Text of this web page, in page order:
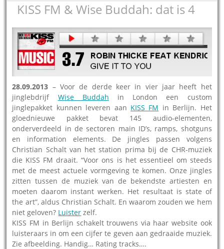
KISS FM & Wise Buddah: dat is 4
28.09.2013 – Voor de derde keer in vier jaar heeft het
jinglebdrijf Wise Buddah in London een custom
jinglepakket kunnen leveren aan KISS FM in Berlijn. Het
gloednieuwe pakket bevat 145 audio-elementen,
onderverdeeld in de sectoren main ID’s, ramps, shotguns
en information elements. De jingles passen volgens
Christian Schalt van het station prima bij de CHR-muziek
die KISS FM draait. “Voor ons is het essentieel om steeds
met de meest actuele vormgeving te komen. Onze jingles
zitten tussen de muziek van de bekendste artiesten en
moeten daarom instant werken. Het resultaat is state of
the art”, aldus Christian Schalt. En waarom zouden we hem
niet geloven? Luister zelf.
KISS FM in Berlijn schakelt trouwens via haar website ook
luisteraars in om een cijfer te geven aan gedraaide muziek.
Zie afbeelding. Handig… Rating tracks….